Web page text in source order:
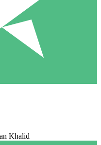
Khalid